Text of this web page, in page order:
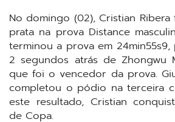
No domingo (02), Cristian
prata na prova Distance
terminou a prova em
2 segundos atrás de Zhongwu
que foi o vencedor da prova.
completou o pódio na terceira
este resultado, Cristian
de Copa.